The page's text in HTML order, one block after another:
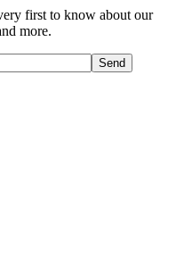
first to know about our
more.
Send